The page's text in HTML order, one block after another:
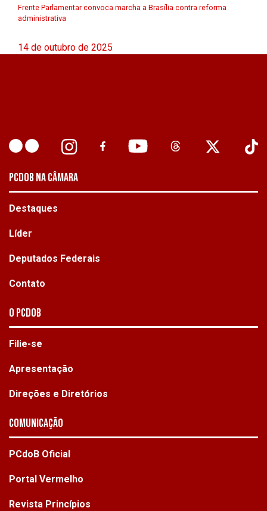
Frente Parlamentar convoca marcha a Brasília contra reforma
administrativa
14 de outubro de 2025
PCDOB NA CÂMARA
Destaques
Líder
Deputados Federais
Contato
O PCdoB
Filie-se
Apresentação
Direções e Diretórios
Comunicação
PCdoB Oficial
Portal Vermelho
Revista Princípios